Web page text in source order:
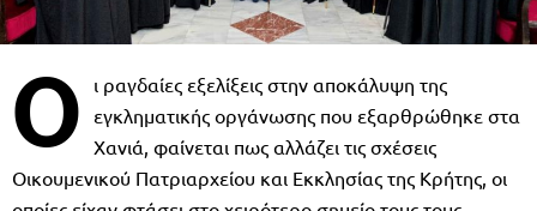
Ο
ι ραγδαίες εξελίξεις στην αποκάλυψη της
εγκληματικής οργάνωσης που εξαρθρώθηκε στα
Χανιά, φαίνεται πως αλλάζει τις σχέσεις
Οικουμενικού Πατριαρχείου και Εκκλησίας της Κρήτης, οι